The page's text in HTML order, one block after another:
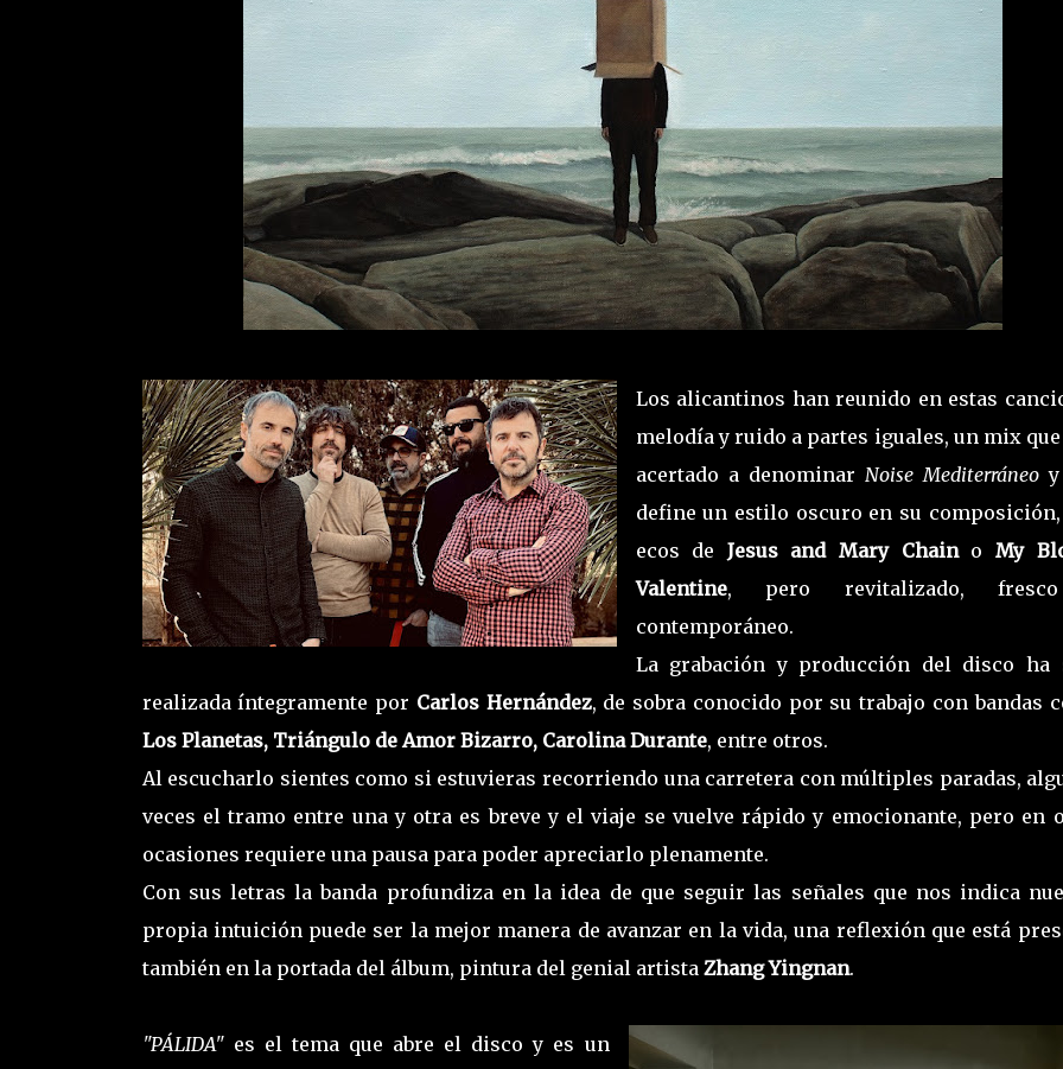
Los alicantinos han reunido en estas
melodía y ruido a partes iguales, un mix
acertado a denominar Noise Mediterráneoy
define un estilo oscuro en su
ecos de Jesus and Mary Chain o My
Valentine, pero revitalizado,
contemporáneo.
La grabación y producción del disco ha
realizada íntegramente por Carlos Hernández, de sobra conocido por su trabajo con bandas
Los Planetas, Triángulo de Amor Bizarro, Carolina Durante, entre otros.
Al escucharlo sientes como si estuvieras recorriendo una carretera con múltiples paradas,
veces el tramo entre una y otra es breve y el viaje se vuelve rápido y emocionante, pero en
ocasiones requiere una pausa para poder apreciarlo plenamente.
Con sus letras la banda profundiza en la idea de que seguir las señales que nos indica
propia intuición puede ser la mejor manera de avanzar en la vida, una reflexión que está
también en la portada del álbum, pintura del genial artista Zhang Yingnan.
"PÁLIDA"es el tema que abre el disco y es un